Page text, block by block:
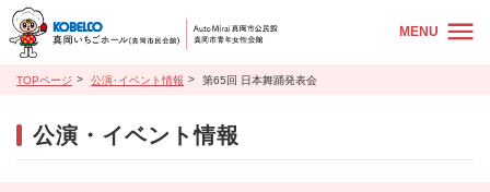
MENU
TOPページ 公演･イベント情報 第65回 日本舞踊発表会
公演・イベント情報